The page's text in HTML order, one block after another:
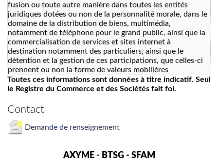
fusion ou toute autre manière dans toutes les entités
juridiques dotées ou non de la personnalité morale, dans le
domaine de la distribution de biens, multimédia,
notamment de téléphone pour le grand public, ainsi que la
commercialisation de services et sites internet à
destination notamment des particuliers, ainsi que le
détention et la gestion de ces participations, que celles-ci
prennent ou non la forme de valeurs mobilières
Toutes ces informations sont données à titre indicatif. Seul
le Registre du Commerce et des Sociétés fait foi.
Contact
Demande de renseignement
AXYME - BTSG - SFAM